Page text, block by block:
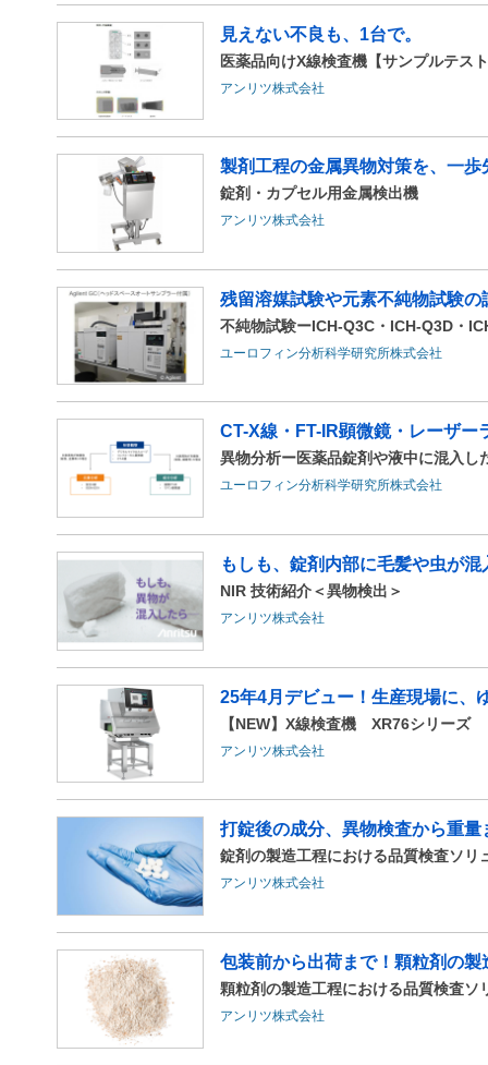
見えない不良も、1台で。
医薬品向けX線検査機【サンプルテス
アンリツ株式会社
製剤工程の金属異物対策を、一歩
錠剤・カプセル用金属検出機
アンリツ株式会社
残留溶媒試験や元素不純物試験
不純物試験ーICH-Q3C・ICH-Q3D・
ユーロフィン分析科学研究所株式会社
CT-X線・FT-IR顕微鏡・レーザー
異物分析ー医薬品錠剤や液中に混入し
ユーロフィン分析科学研究所株式会社
もしも、錠剤内部に毛髪や虫が
NIR 技術紹介＜異物検出＞
アンリツ株式会社
25年4月デビュー！生産現場に、
【NEW】X線検査機 XR76シリーズ
アンリツ株式会社
打錠後の成分、異物検査から重
錠剤の製造工程における品質検査ソリ
アンリツ株式会社
包装前から出荷まで！顆粒剤の
顆粒剤の製造工程における品質検査ソ
アンリツ株式会社